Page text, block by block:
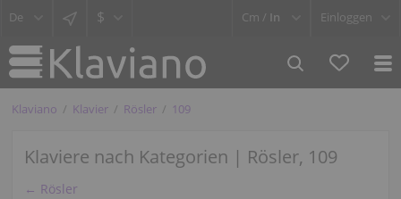
$ Cm / In Einloggen
Klaviano Klavier Rösler 109
Klaviere nach Kategorien | Rösler, 109
← Rösler